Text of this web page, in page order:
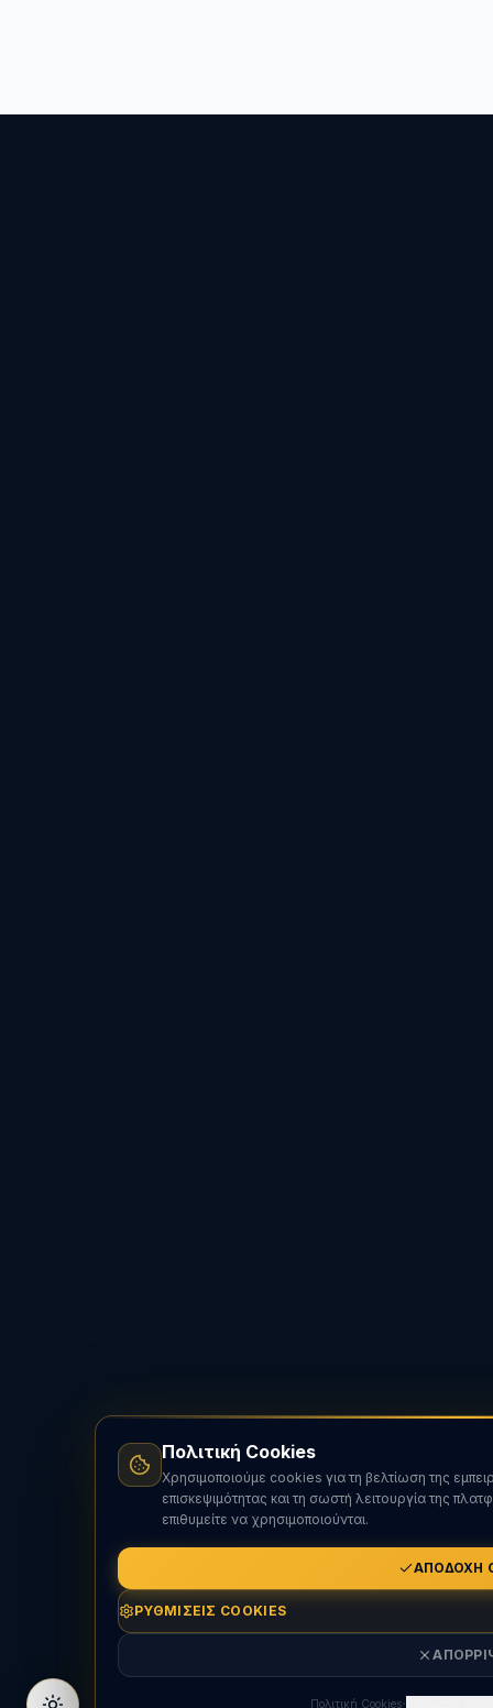
Πολιτική Cookies
Χρησιμοποιούμε cookies για τη βελτίωση της
επισκεψιμότητας και τη σωστή λειτουργία της
επιθυμείτε να χρησιμοποιούνται.
ΑΠΟΔΟΧΉ
ΡΥΘΜΊΣΕΙΣ COOKIES
Πολιτική Cookies·